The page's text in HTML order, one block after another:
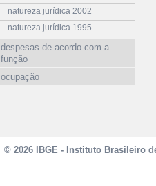
natureza jurídica 2002
natureza jurídica 1995
despesas de acordo com a
função
ocupação
© 2026 IBGE - Instituto Brasileiro